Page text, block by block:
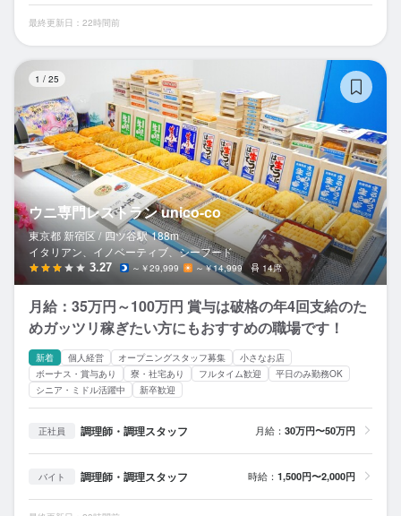
最終更新日：22時間前
1 / 25
ウニ専門レストラン unico-co
東京都 新宿区 / 四ツ谷駅 188m
イタリアン、イノベーティブ、シーフード
3.27 ～￥29,999 ～￥14,999 14席
月給：35万円～100万円 賞与は破格の年4回支給のた
めガッツリ稼ぎたい方にもおすすめの職場です！
新着 個人経営 オープニングスタッフ募集
小さなお店
ボーナス・賞与あり
寮・社宅あり フルタイム歓迎
平日のみ勤務OK
シニア・ミドル活躍中
新卒歓迎
正社員 調理師・調理スタッフ 月給： 30万円〜50万円
バイト 調理師・調理スタッフ 時給： 1,500円〜2,000円